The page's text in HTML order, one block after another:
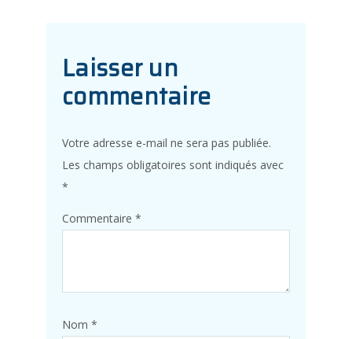
Laisser un
commentaire
Votre adresse e-mail ne sera pas publiée.
Les champs obligatoires sont indiqués avec
*
Commentaire *
Nom *